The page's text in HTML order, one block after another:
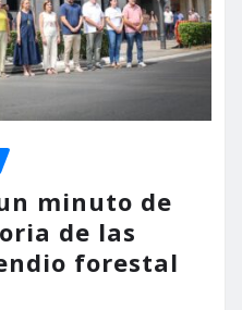
minuto de
de las
forestal